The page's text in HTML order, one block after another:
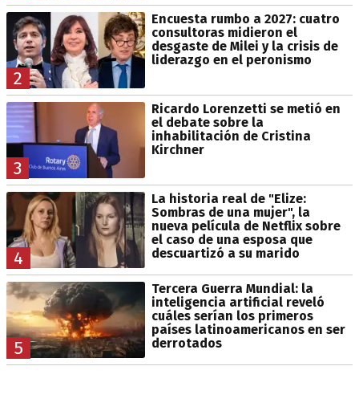
2
Encuesta rumbo a 2027: cuatro
consultoras midieron el
desgaste de Milei y la crisis de
liderazgo en el peronismo
3
Ricardo Lorenzetti se metió en
el debate sobre la
inhabilitación de Cristina
Kirchner
4
La historia real de "Elize:
Sombras de una mujer", la
nueva película de Netflix sobre
el caso de una esposa que
descuartizó a su marido
5
Tercera Guerra Mundial: la
inteligencia artificial reveló
cuáles serían los primeros
países latinoamericanos en ser
derrotados